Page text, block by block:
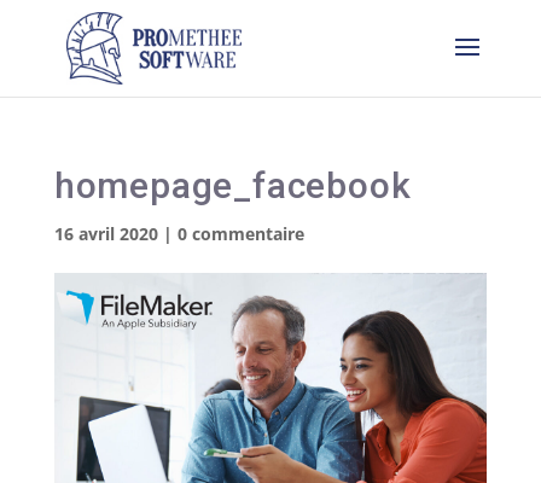
homepage_facebook
16 avril 2020| 0 commentaire